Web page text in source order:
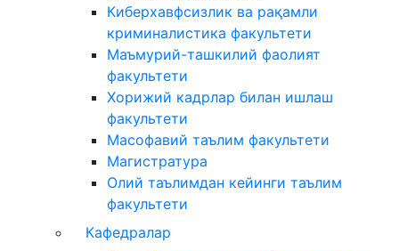
Киберхавфсизлик ва рақамли
криминалистика факультети
Маъмурий-ташкилий фаолият
факультети
Хорижий кадрлар билан ишлаш
факультети
Масофавий таълим факультети
Магистратура
Олий таълимдан кейинги таълим
факультети
Кафедралар